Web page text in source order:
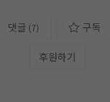
댓글 (7) 구독
후원하기